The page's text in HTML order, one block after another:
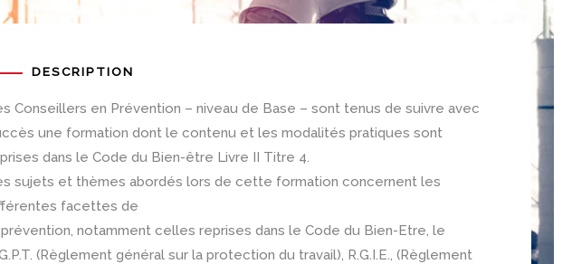
DESCRIPTION
Conseillers en Prévention – niveau de Base – sont tenus de suivre avec
une formation dont le contenu et les modalités pratiques sont
dans le Code du Bien-être Livre II Titre 4.
sujets et thèmes abordés lors de cette formation concernent les
facettes de
notamment celles reprises dans le Code du Bien-Etre, le
(Règlement général sur la protection du travail), R.G.I.E., (Règlement